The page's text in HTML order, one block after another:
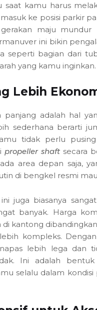
saat kamu harus
ke posisi parkir
maju
ini bikin
seperti bagian dari
yang kamu inginkan.
Lebih
adalah hal
sederhana berarti
tidak perlu
propeller shaft secara
area depan saja,
di bengkel resmi
juga biasanya
banyak. Harga
di kantong
kompleks.
lebih lega dan
Ini adalah
selalu dalam